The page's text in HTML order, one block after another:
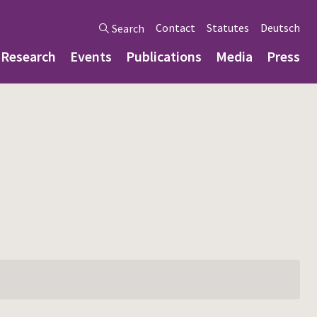
Search Contact Statutes Deutsch
Research Events Publications Media Press